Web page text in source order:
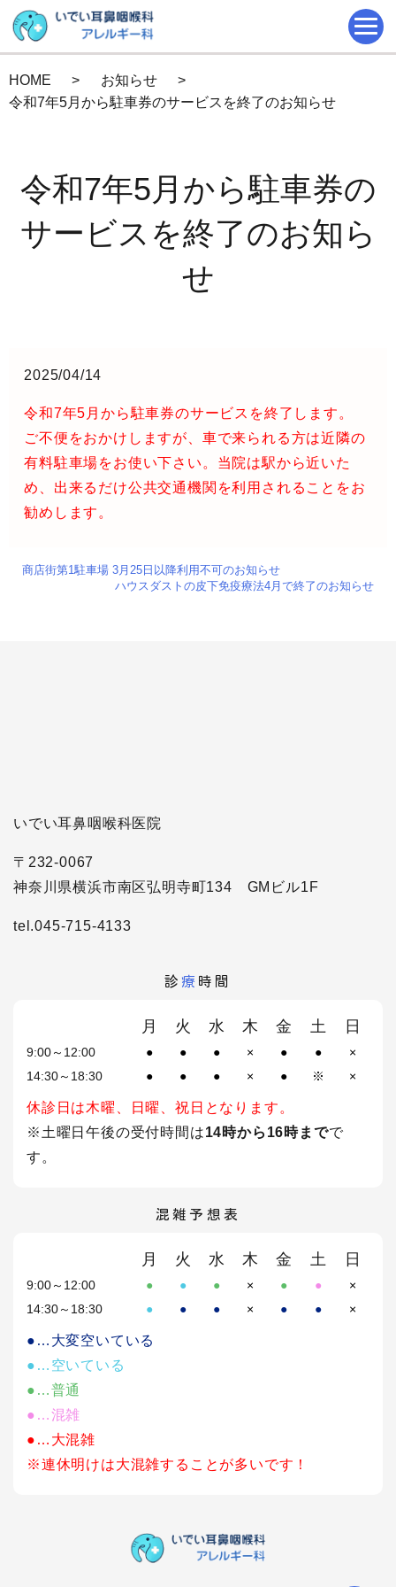
HOME
お知らせ
令和7年5月から駐車券のサービスを終了のお知らせ
令和7年5月から駐車券の
サービスを終了のお知ら
せ
2025/04/14
令和7年5月から駐車券のサービスを終了します。
ご不便をおかけしますが、車で来られる方は近隣の
有料駐車場をお使い下さい。当院は駅から近いた
め、出来るだけ公共交通機関を利用されることをお
勧めします。
商店街第1駐車場 3月25日以降利用不可のお知らせ
ハウスダストの皮下免疫療法4月で終了のお知らせ
いでい耳鼻咽喉科医院
〒232-0067
神奈川県横浜市南区弘明寺町134 GMビル1F
tel.045-715-4133
診 療 時間
月 火 水 木 金 土 日
9:00～12:00 ● ● ● × ● ●
×
14:30～18:30
● ● ● × ● ※ ×
休診日は木曜、日曜、祝日となります。
※土曜日午後の受付時間は14時から16時までで
す。
混雑予想表
月 火 水 木 金 土 日
9:00～12:00 ● ● ● × ● ●
×
14:30～18:30
● ● ● × ● ● ×
●…大変空いている
●…空いている
●…普通
●…混雑
●…大混雑
※連休明けは大混雑することが多いです！